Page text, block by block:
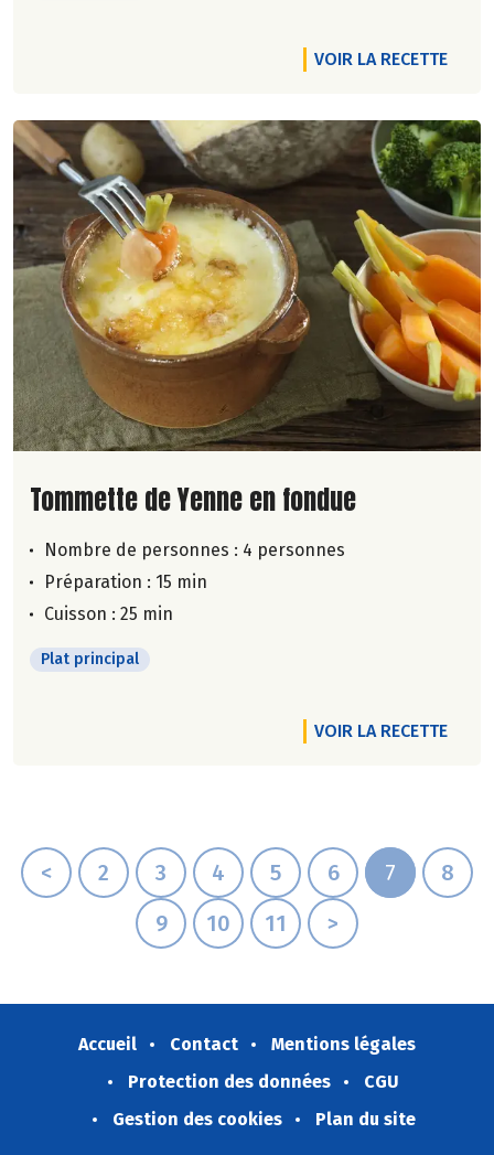
VOIR LA RECETTE
Lire la suite de la recette
Tommette de Yenne en fondue
Nombre de personnes : 4 personnes
Préparation : 15 min
Cuisson : 25 min
Plat principal
VOIR LA RECETTE
< 2 3 4 5 6 7
8
9
10 11 >
Accueil Contact
Mentions légales
Protection des données
CGU
Gestion des cookies
Plan du site